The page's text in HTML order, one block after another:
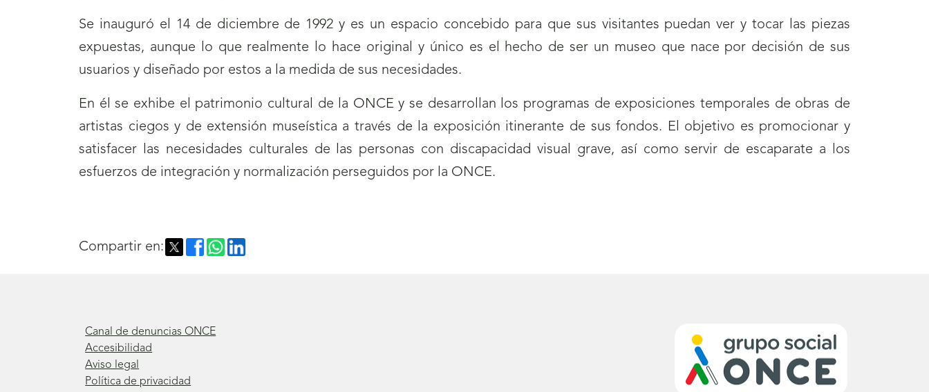
Se inauguró el 14 de diciembre de 1992 y es un espacio concebido para que sus visitantes puedan ver y tocar las piezas
expuestas, aunque lo que realmente lo hace original y único es el hecho de ser un museo que nace por decisión de sus
usuarios y diseñado por estos a la medida de sus necesidades.
En él se exhibe el patrimonio cultural de la ONCE y se desarrollan los programas de exposiciones temporales de obras de
artistas ciegos y de extensión museística a través de la exposición itinerante de sus fondos. El objetivo es promocionar y
satisfacer las necesidades culturales de las personas con discapacidad visual grave, así como servir de escaparate a los
esfuerzos de integración y normalización perseguidos por la ONCE.
Compartir en:
Canal de denuncias ONCE
Accesibilidad
Aviso legal
Política de privacidad